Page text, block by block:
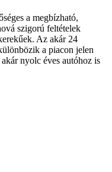
a megbízható,
szigorú feltételek
Az akár 24
a piacon jelen
nyolc éves autóhoz is